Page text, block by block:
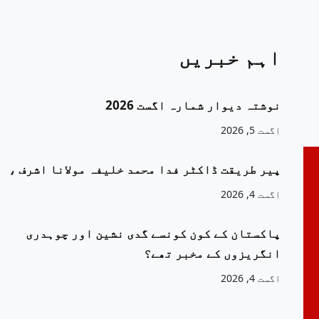
اہم خبریں
نوشتہ دیوار شمارہ اگست 2026
اگست 5, 2026
پیر طریقت ڈاکٹر فدا محمد خلیفہ مولانا اشرف ،
اگست 4, 2026
پاکستان کے کون کونسے گدی نشین اور چوہدری
انگریزوں کے مخبر تھے؟
اگست 4, 2026